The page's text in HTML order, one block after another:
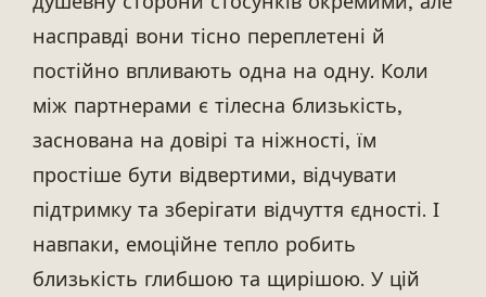
насправді вони тісно переплетені й
постійно впливають одна на одну. Коли
між партнерами є тілесна близькість,
заснована на довірі та ніжності, їм
простіше бути відвертими, відчувати
підтримку та зберігати відчуття єдності. І
навпаки, емоційне тепло робить
близькість глибшою та щирішою. У цій